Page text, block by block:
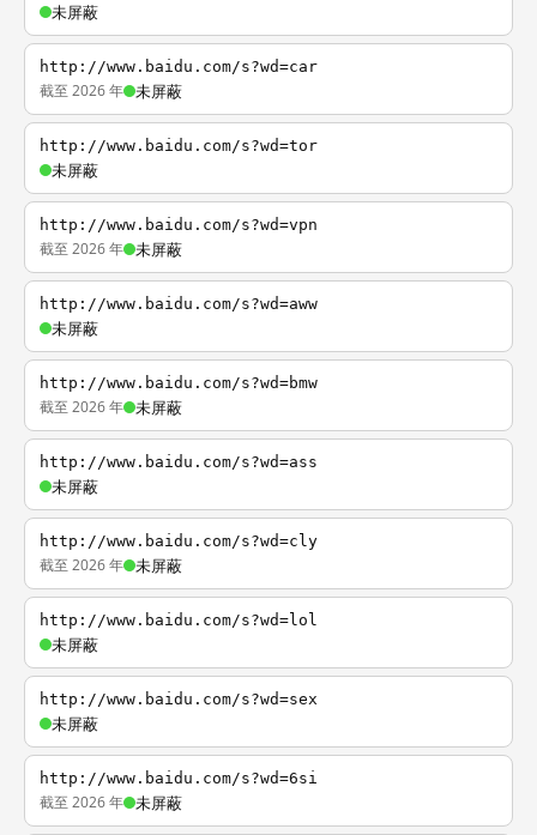
未屏蔽
http://www.baidu.com/s?wd=car
截至 2026 年 未屏蔽
http://www.baidu.com/s?wd=tor
未屏蔽
http://www.baidu.com/s?wd=vpn
截至 2026 年 未屏蔽
http://www.baidu.com/s?wd=aww
未屏蔽
http://www.baidu.com/s?wd=bmw
截至 2026 年 未屏蔽
http://www.baidu.com/s?wd=ass
未屏蔽
http://www.baidu.com/s?wd=cly
截至 2026 年 未屏蔽
http://www.baidu.com/s?wd=lol
未屏蔽
http://www.baidu.com/s?wd=sex
未屏蔽
http://www.baidu.com/s?wd=6si
截至 2026 年 未屏蔽